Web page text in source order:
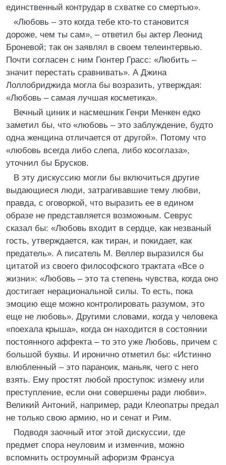
единственный контрудар в схватке со смертью».
«Любовь – это когда тебе кто-то становится
дороже, чем ты сам», – ответил бы актер Леонид
Броневой; так он заявлял в своем телеинтервью.
Почти согласен с ним Гюнтер Грасс: «Любить –
значит перестать сравнивать». А Джина
Лоллобриджида могла бы возразить, утверждая:
«Любовь – самая лучшая косметика».
Вечный циник и насмешник Генри Менкен едко
заметил бы, что «любовь – это заблуждение, будто
одна женщина отличается от другой». Потому что
«любовь всегда либо слепа, либо косоглаза»,
уточнил бы Брусков.
В эту дискуссию могли бы включиться другие
выдающиеся люди, затрагивавшие тему любви,
правда, с оговоркой, что выразить ее в едином
образе не представляется возможным. Севрус
сказал бы: «Любовь входит в сердце, как незваный
гость, утверждается, как тиран, и покидает, как
предатель». А писатель М. Веллер выразился бы
цитатой из своего философского трактата «Все о
жизни»: «Любовь – это та степень чувства, когда оно
достигает нерациональной силы. То есть, пока
эмоцию еще можно контролировать разумом, это
еще не любовь». Другими словами, когда у человека
«поехала крыша», когда он находится в состоянии
постоянного аффекта – то это уже Любовь, причем с
большой буквы. И иронично отметил бы: «Истинно
влюбленный – это параноик, маньяк, чего с него
взять. Ему простят любой проступок: измену или
преступление, если они совершены ради любви».
Великий Антоний, например, ради Клеопатры предал
не только свою армию, но и сенат и Рим.
Подводя заочный итог этой дискуссии, где
предмет спора неуловим и изменчив, можно
вспомнить остроумный афоризм Франсуа